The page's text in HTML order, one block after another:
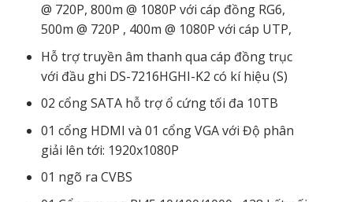
@ 720P, 800m @ 1080P với cáp đồng RG6,
500m @ 720P , 400m @ 1080P với cáp UTP,
Hỗ trợ truyền âm thanh qua cáp đồng trục
với đầu ghi DS-7216HGHI-K2 có kí hiệu (S)
02 cổng SATA hỗ trợ ổ cứng tối đa 10TB
01 cổng HDMI và 01 cổng VGA với Độ phân
giải lên tới: 1920x1080P
01 ngõ ra CVBS